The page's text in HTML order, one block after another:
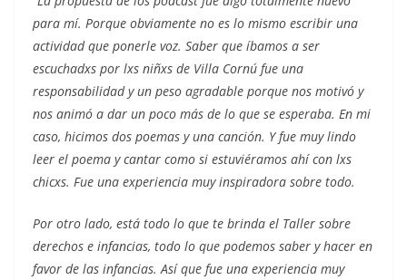
para mí. Porque obviamente no es lo mismo escribir una
actividad que ponerle voz. Saber que íbamos a ser
escuchadxs por lxs niñxs de Villa Cornú fue una
responsabilidad y un peso agradable porque nos motivó y
nos animó a dar un poco más de lo que se esperaba. En mi
caso, hicimos dos poemas y una canción. Y fue muy lindo
leer el poema y cantar como si estuviéramos ahí con lxs
chicxs. Fue una experiencia muy inspiradora sobre todo.
Por otro lado, está todo lo que te brinda el Taller sobre
derechos e infancias, todo lo que podemos saber y hacer en
favor de las infancias. Así que fue una experiencia muy